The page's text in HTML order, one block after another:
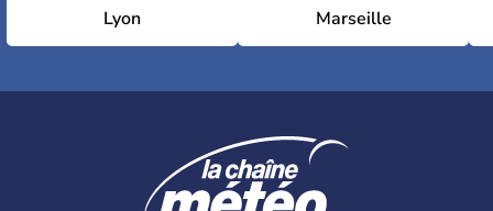
Lyon Marseille